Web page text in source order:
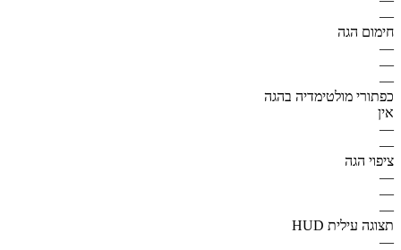
—
חימום הגה
—
—
—
כפתורי מולטימדיה בהגה
אין
—
—
ציפוי הגה
—
—
—
תצוגה עילית HUD
—